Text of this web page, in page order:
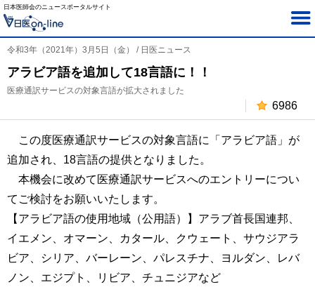
日本医師会のニュースポータルサイト
令和3年（2021年）3月5日（金） / 日医ニュース
アラビア語を追加して18言語に！！
医療通訳サービスの対象言語が拡大されました
6986
この度医療通訳サービスの対象言語に「アラビア語」が
追加され、18言語の提供となりました。
本機会に改めて医療通訳サービスへのエントリーについ
てご検討をお願いいたします。
【アラビア語の使用地域（公用語）】アラブ首長国連邦、
イエメン、オマーン、カタール、クウェート、サウジアラ
ビア、シリア、バーレーン、パレスチナ、ヨルダン、レバ
ノン、エジプト、リビア、チュニジアなど